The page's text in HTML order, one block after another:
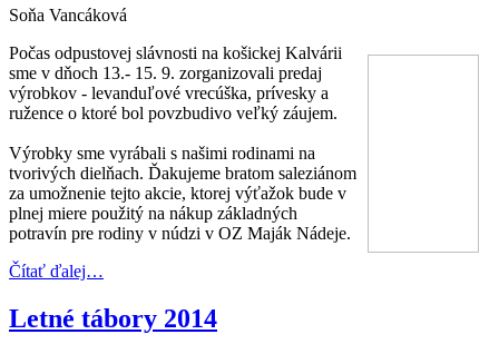
Soňa Vancáková
Počas odpustovej slávnosti na košickej Kalvárii
sme v dňoch 13.- 15. 9. zorganizovali predaj
výrobkov - levanduľové vrecúška, prívesky a
ružence o ktoré bol povzbudivo veľký záujem.
Výrobky sme vyrábali s našimi rodinami na
tvorivých dielňach. Ďakujeme bratom saleziánom
za umožnenie tejto akcie, ktorej výťažok bude v
plnej miere použitý na nákup základných
potravín pre rodiny v núdzi v OZ Maják Nádeje.
Čítať ďalej…
Letné tábory 2014